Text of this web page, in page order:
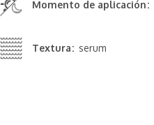
Textura serum
Momento de aplicación